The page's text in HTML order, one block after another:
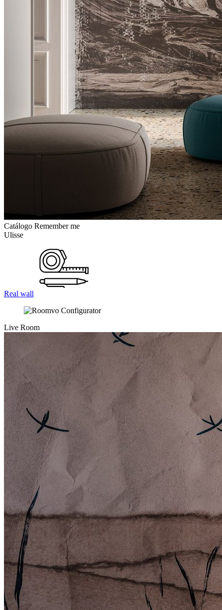
Catálogo Remember me
Ulisse
Real wall
Live Room